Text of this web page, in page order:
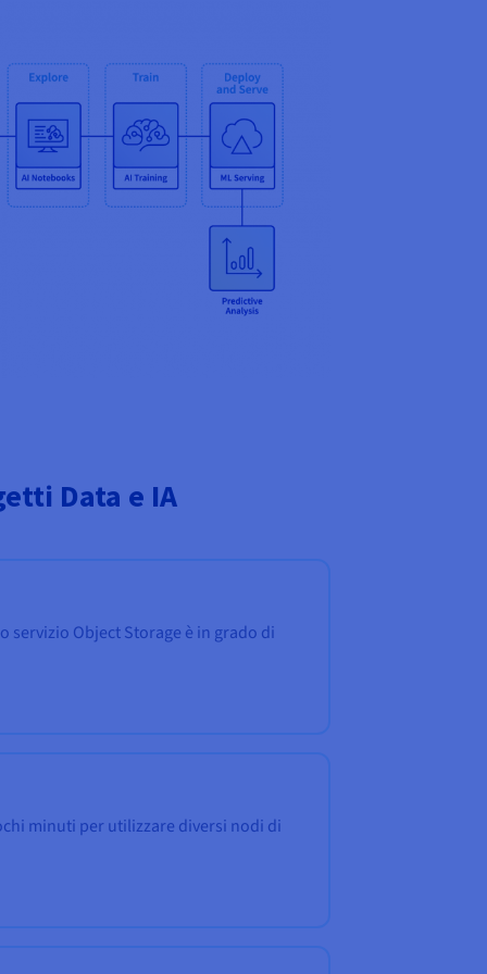
Data e IA
servizio Object Storage è in grado di
minuti per utilizzare diversi nodi di